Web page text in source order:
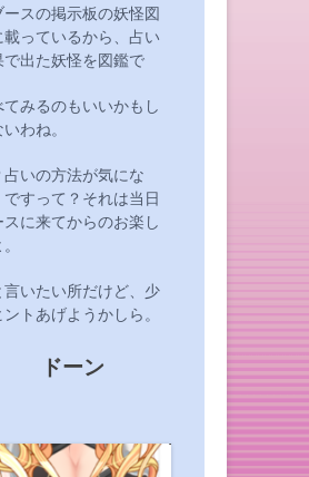
ースの掲示板の妖怪図
載っているから、占い
で出た妖怪を図鑑で
てみるのもいいかもし
わね。
占いの方法が気にな
ですって？それは当日
スに来てからのお楽し
言いたい所だけど、少
ントあげようかしら。
ドーン